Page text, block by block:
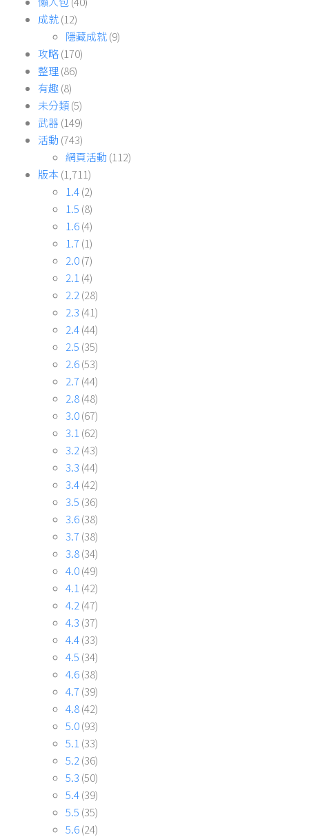
成就(12)
隱藏成就(9)
攻略(170)
整理(86)
有趣(8)
未分類(5)
武器(149)
活動 (743)
網頁活動 (112)
版本 (1,711)
1.4(2)
1.5 (8)
1.6(4)
1.7 (1)
2.0(7)
2.1 (4)
2.2 (28)
2.3 (41)
2.4(44)
2.5 (35)
2.6(53)
2.7 (44)
2.8(48)
3.0(67)
3.1 (62)
3.2 (43)
3.3 (44)
3.4(42)
3.5 (36)
3.6(38)
3.7 (38)
3.8(34)
4.0(49)
4.1 (42)
4.2 (47)
4.3 (37)
4.4(33)
4.5 (34)
4.6(38)
4.7 (39)
4.8(42)
5.0(93)
5.1 (33)
5.2 (36)
5.3 (50)
5.4(39)
5.5 (35)
5.6(24)